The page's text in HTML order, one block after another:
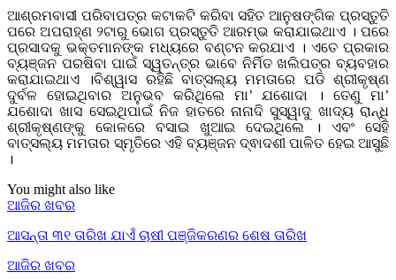
ଆଶ୍ରମବାସୀ ପରିବାପତ୍ର କଟାକଟି କରିବା ସହିତ ଆନୁଷଙ୍ଗିକ ପ୍ରସ୍ତୁତି
ପରେ ଅପରାହ୍ଣ ୨ଟାରୁ ଭୋଗ ପ୍ରସ୍ତୁତି ଆରମ୍ଭ କରାଯାଇଥାଏ । ପରେ
ପ୍ରସାଦକୁ ଭକ୍ତମାନଙ୍କ ମଧ୍ୟରେ ବଣ୍ଟନ କରଯାଏ । ଏତେ ପ୍ରକାର
ବ୍ୟଞ୍ଜନ ପରଷିବା ପାଇଁ ସ୍ୱତନ୍ତ୍ର ଭାବେ ନିର୍ମିତ ଖଲିପତ୍ର ବ୍ୟବହାର
କରାଯାଇଥାଏ ।ବିଶ୍ୱାସ ରହିଛି ବାତ୍ସଲ୍ୟ ମମତାରେ ପଡି ଶ୍ରୀକୃଷ୍ଣ
ଦୁର୍ବଳ ହୋଇଥିବାର ଅନୁଭବ କରିଥିଲେ ମା’ ଯଶୋଦା । ତେଣୁ ମା’
ଯଶୋଦା ଖାସ ସେଇଥିପାଇଁ ନିଜ ହାତରେ ନାନାଦି ସୁସ୍ୱାଦୁ ଖାଦ୍ୟ ରାନ୍ଧି
ଶ୍ରୀକୃଷ୍ଣଙ୍କୁ କୋଳରେ ବସାଇ ଖୁଆଇ ଦେଇଥିଲେ । ଏବଂ ସେହି
ବାତ୍ସଲ୍ୟ ମମତାର ସ୍ମୃତିରେ ଏହି ବ୍ୟଞ୍ଜନ ଦ୍ଵାଦଶୀ ପାଳିତ ହେଇ ଆସୁଛି
।
You might also like
ଆଜିର ଖବର
ଆସନ୍ତା ୩୧ ତାରିଖ ଯାଏଁ ଚାଷୀ ପଞ୍ଜିକରଣର ଶେଷ ତାରିଖ
ଆଜିର ଖବର